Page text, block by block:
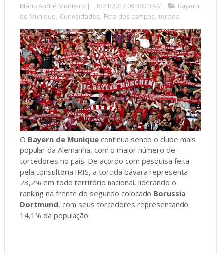
Mário André Monteiro | 6/21/2017 09:38:00 AM
Bayern
de Munique, Curiosidades, Fora dos campos, torcida
O Bayern de Muniquecontinua sendo o clube mais
popular da Alemanha, com o maior número de
torcedores no país. De acordo com pesquisa feita
pela consultoria IRIS, a torcida bávara representa
23,2% em todo território nacional, liderando o
ranking na frente do segundo colocado Borussia
Dortmund, com seus torcedores representando
14,1% da população.